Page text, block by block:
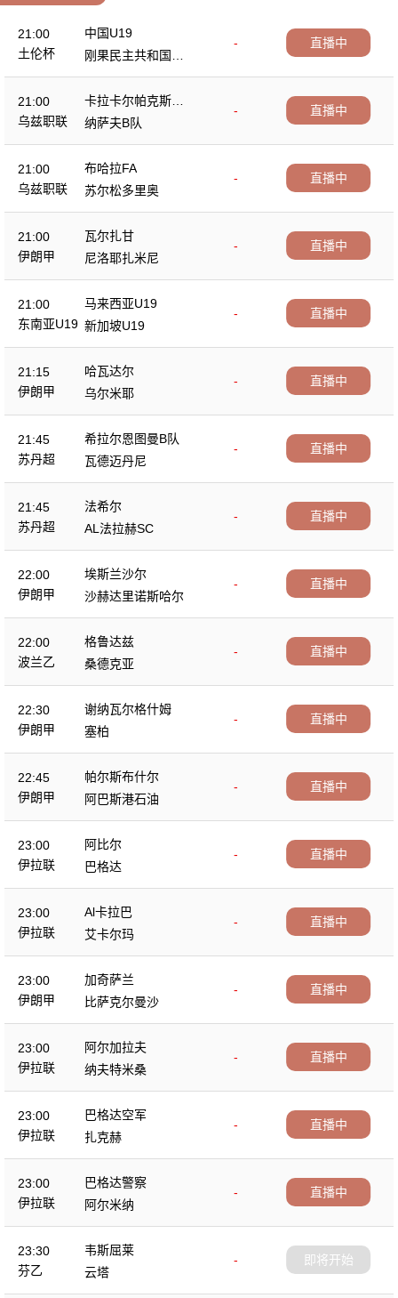
21:00
土伦杯
中国U19
-
刚果民主共和国U2
3
直播中
21:00
乌兹职联
卡拉卡尔帕克斯坦F
A
-
纳萨夫B队
直播中
21:00
乌兹职联
布哈拉FA
-
苏尔松多里奥
直播中
21:00
伊朗甲
瓦尔扎甘
-
尼洛耶扎米尼
直播中
21:00
东南亚U19
马来西亚U19
-
新加坡U19
直播中
21:15
伊朗甲
哈瓦达尔
-
乌尔米耶
直播中
21:45
苏丹超
希拉尔恩图曼B队
-
瓦德迈丹尼
直播中
21:45
苏丹超
法希尔
-
AL法拉赫SC
直播中
22:00
伊朗甲
埃斯兰沙尔
-
沙赫达里诺斯哈尔
直播中
22:00
波兰乙
格鲁达兹
-
桑德克亚
直播中
22:30
伊朗甲
谢纳瓦尔格什姆
-
塞柏
直播中
22:45
伊朗甲
帕尔斯布什尔
-
阿巴斯港石油
直播中
23:00
伊拉联
阿比尔
-
巴格达
直播中
23:00
伊拉联
Al卡拉巴
-
艾卡尔玛
直播中
23:00
伊朗甲
加奇萨兰
-
比萨克尔曼沙
直播中
23:00
伊拉联
阿尔加拉夫
-
纳夫特米桑
直播中
23:00
伊拉联
巴格达空军
-
扎克赫
直播中
23:00
伊拉联
巴格达警察
-
阿尔米纳
直播中
23:30
芬乙
韦斯屈莱
-
云塔
即将开始